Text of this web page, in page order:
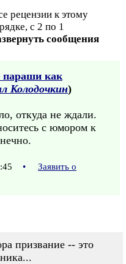
рецензии к этому
с 2 по 1
сообщения
параши как
Колодочкин)
откуда не ждали.
с юмором к
•
Заявить о
призвание -- это